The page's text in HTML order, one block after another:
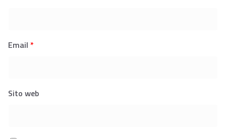
Email *
Sito web